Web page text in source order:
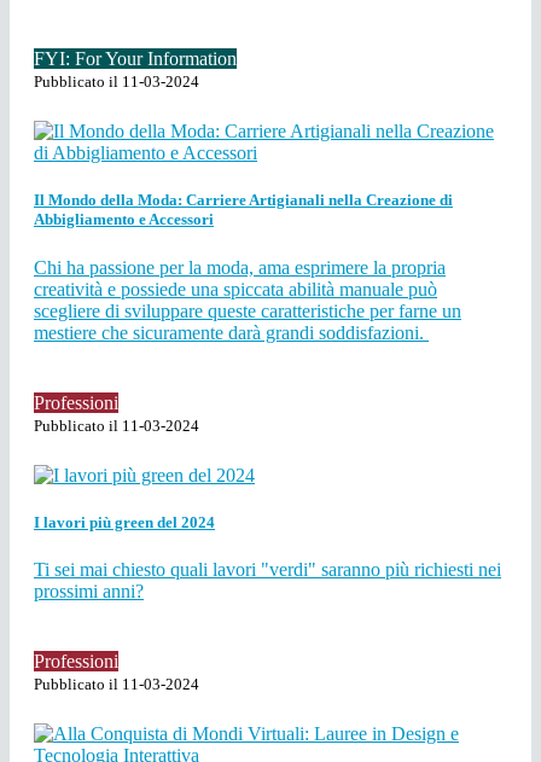
FYI: For Your Information
Pubblicato il 11-03-2024
Il Mondo della Moda: Carriere Artigianali nella Creazione di
Abbigliamento e Accessori
Chi ha passione per la moda, ama esprimere la propria
creatività e possiede una spiccata abilità manuale può
scegliere di sviluppare queste caratteristiche per farne un
mestiere che sicuramente darà grandi soddisfazioni.
Professioni
Pubblicato il 11-03-2024
I lavori più green del 2024
Ti sei mai chiesto quali lavori "verdi" saranno più richiesti nei
prossimi anni?
Professioni
Pubblicato il 11-03-2024